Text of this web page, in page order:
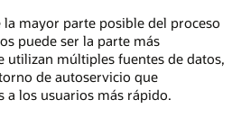
mayor parte posible del proceso
puede ser la parte más
utilizan múltiples fuentes de datos,
de autoservicio que
a los usuarios más rápido.